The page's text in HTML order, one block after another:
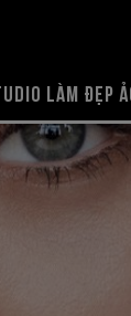
LÀM ĐẸP